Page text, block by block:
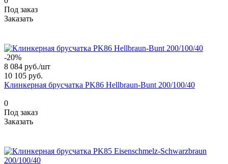
Под заказ
Заказать
-20%
8 084 руб./шт
10 105 руб.
Клинкерная брусчатка PK86 Hellbraun-Bunt 200/100/40
0
Под заказ
Заказать